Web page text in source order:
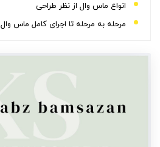
انواع ماس وال از نظر طراحی
مرحله به مرحله تا اجرای کامل ماس وال
تفاوت خزه طبیعی و خزه تثبیت شده